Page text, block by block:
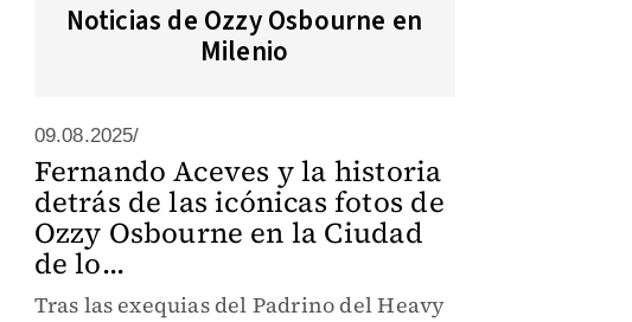
Noticias de Ozzy Osbourne en
Milenio
09.08.2025/
Fernando Aceves y la historia
detrás de las icónicas fotos de
Ozzy Osbourne en la Ciudad
de lo...
Tras las exequias del Padrino del Heavy